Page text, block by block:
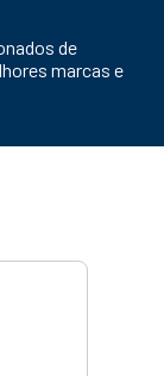
de
marcas e